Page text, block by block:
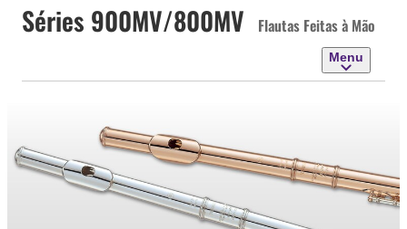
Séries 900MV/800MV Flautas Feitas à Mão
Menu